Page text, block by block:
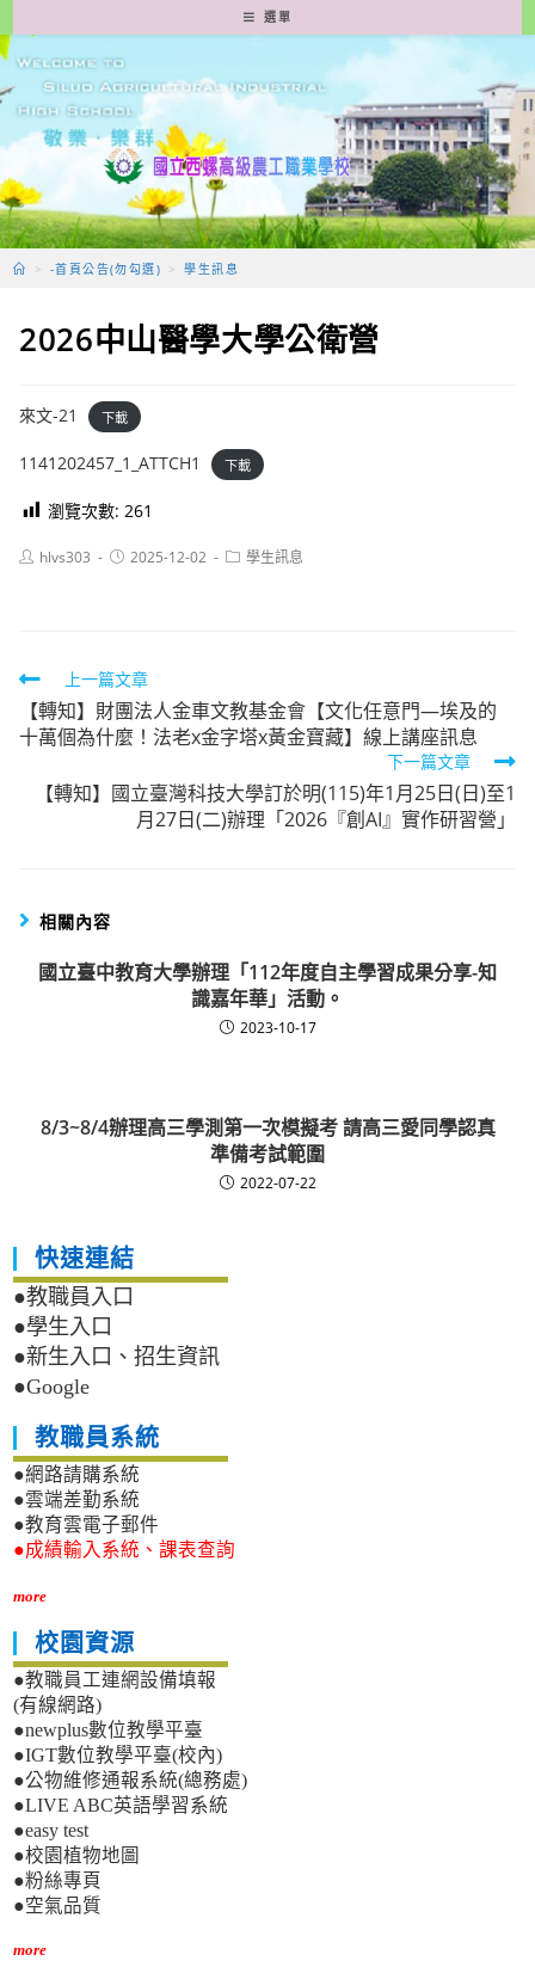
轉
至
要
容
選單
> -首頁公告(勿勾選) > 學生訊息
2026中山醫學大學公衛營
來文-21 下載
1141202457_1_ATTCH1 下載
瀏覽次數: 261
Posthlvs303
Post2025-12-02
Post學生訊息
Read
more
articles
上一篇文章
【轉知】財團法人金車文教基金會【文化任意門—埃及的
十萬個為什麼！法老x金字塔x黃金寶藏】線上講座訊息
下一篇文章
【轉知】國立臺灣科技大學訂於明(115)年1月25日(日)至1
月27日(二)辦理「2026『創AI』實作研習營」
相關內容
國立臺中教育大學辦理「112年度自主學習成果分享-知
識嘉年華」活動。
2023-10-17
8/3~8/4辦理高三學測第一次模擬考 請高三愛同學認真
準備考試範圍
2022-07-22
快速連結
●教職員入口
●學生入口
●新生入口、招生資訊
●Google
教職員系統
●網路請購系統
●雲端差勤系統
●教育雲電子郵件
●成績輸入系統、課表查詢
more
校園資源
●教職員工連網設備填報
(有線網路)
●newplus數位教學平臺
●IGT數位教學平臺(校內)
●公物維修通報系統(總務處)
●LIVE ABC英語學習系統
●easy test
●校園植物地圖
●粉絲專頁
●空氣品質
more